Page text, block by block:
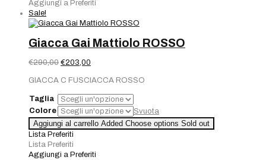
Aggiungi a Preferiti
Sale!
Giacca Gai Mattiolo ROSSO
€290,00 Il
originale
era:
€290,00.
€203,00
attuale
è:
€203,00.
GIACCA C FUSCIACCA ROSSO
Taglia
Colore
Svuota
Aggiungi al carrello Added Choose options Sold out
Lista Preferiti
Lista Preferiti
Aggiungi a Preferiti